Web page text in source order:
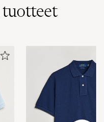
tuotteet